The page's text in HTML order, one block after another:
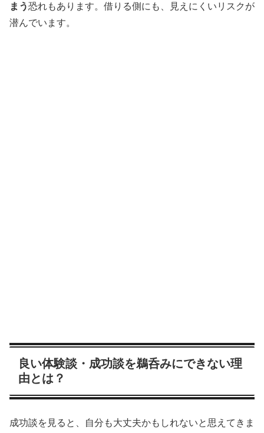
まう恐れもあります。借りる側にも、見えにくいリスクが
潜んでいます。
良い体験談・成功談を鵜呑みにできない理
由とは？
成功談を見ると、自分も大丈夫かもしれないと思えてきま